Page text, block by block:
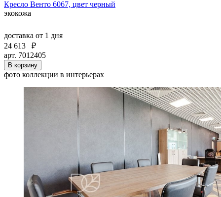
Кресло Венто 6067, цвет черный
экокожа
доставка от 1 дня
24 613
₽
арт. 7012405
В корзину
фото коллекции в интерьерах